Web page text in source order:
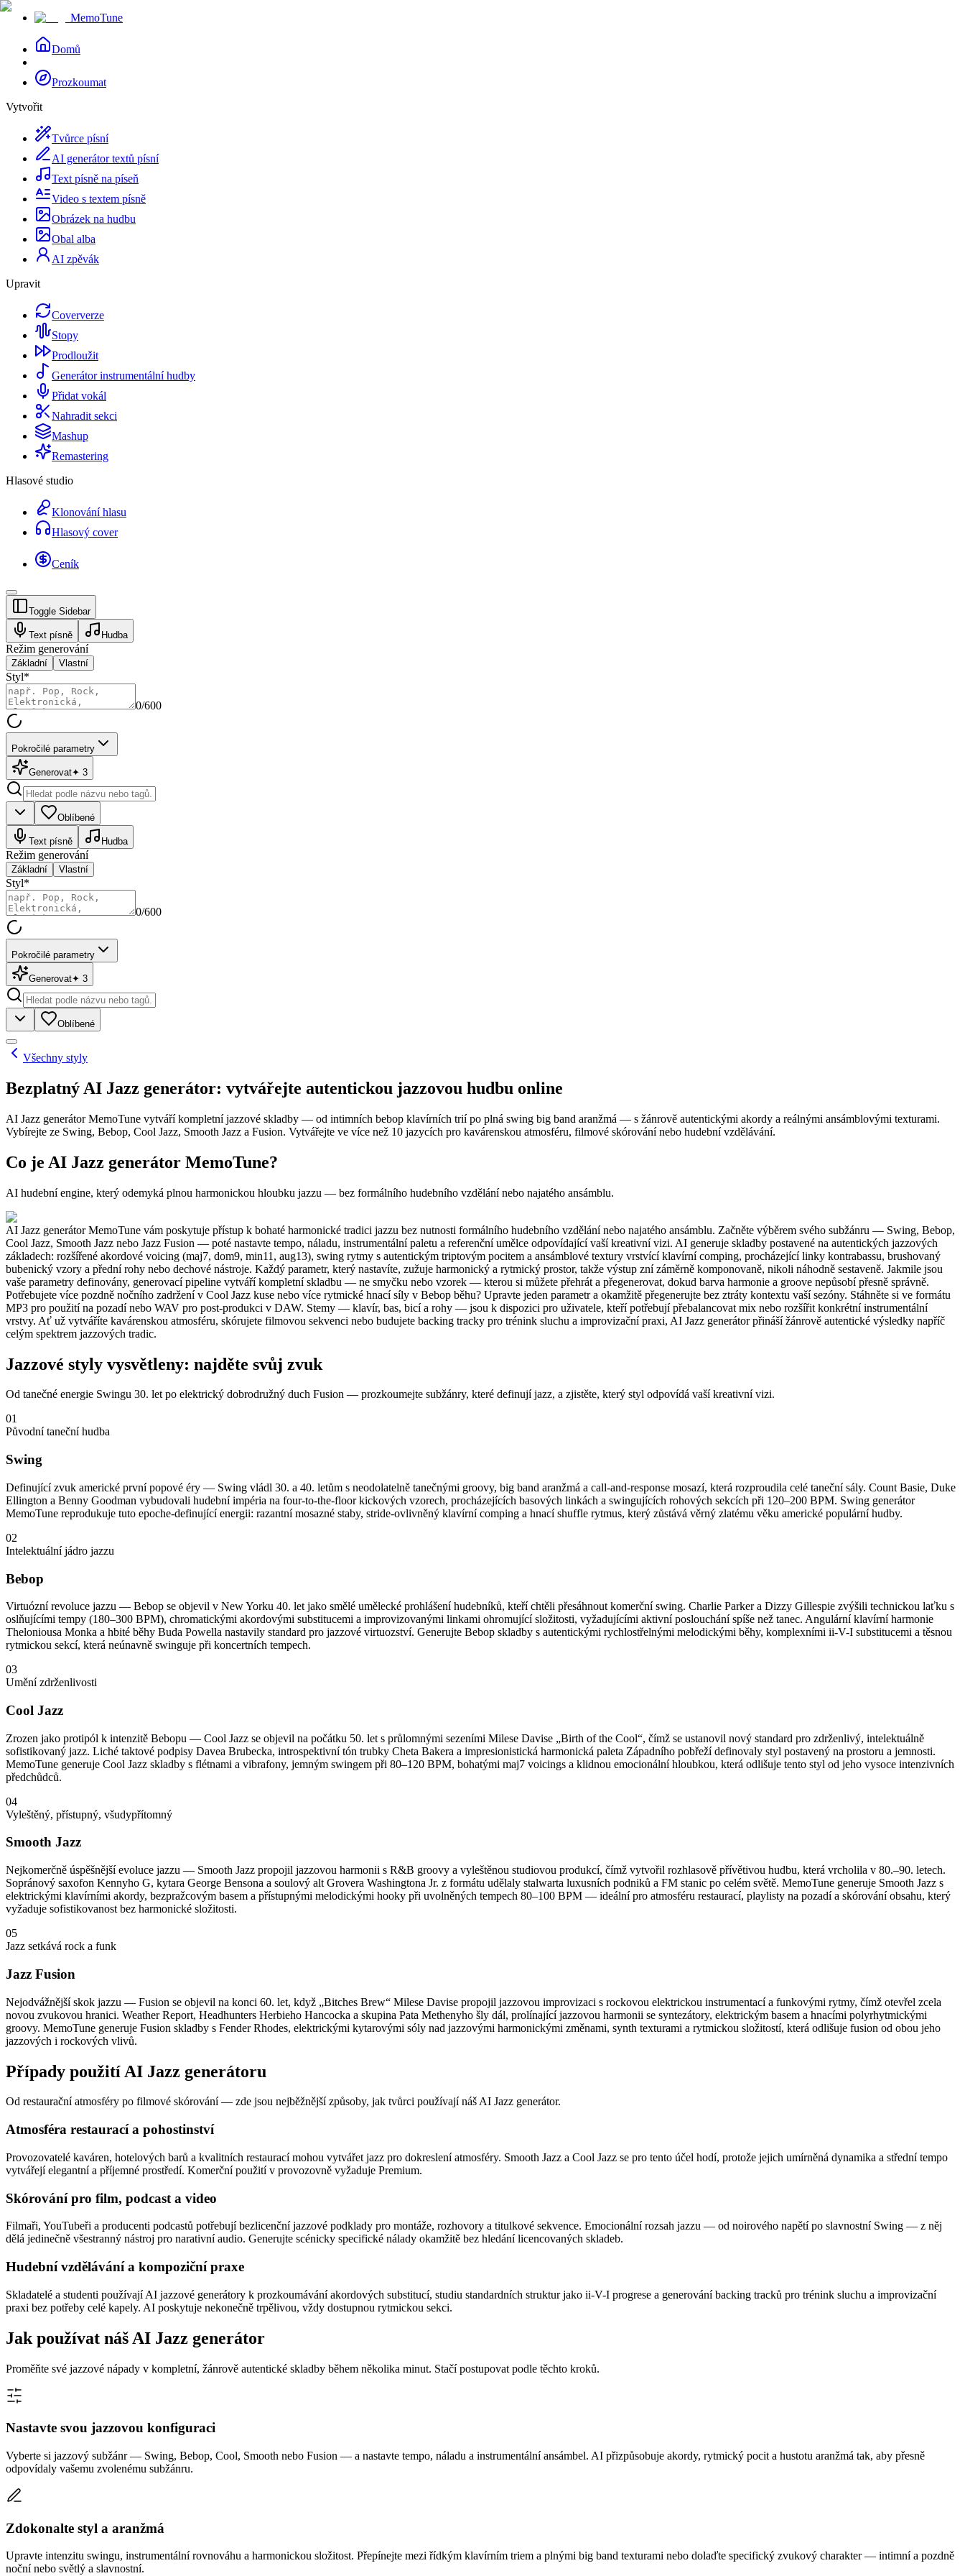
MemoTune
Domů
Prozkoumat
Vytvořit
Tvůrce písní
AI generátor textů písní
Text písně na píseň
Video s textem písně
Obrázek na hudbu
Obal alba
AI zpěvák
Upravit
Coververze
Stopy
Prodloužit
Generátor instrumentální hudby
Přidat vokál
Nahradit sekci
Mashup
Remastering
Hlasové studio
Klonování hlasu
Hlasový cover
Ceník
Toggle Sidebar
Text písně Hudba
Režim generování
Základní Vlastní
Styl*
0/600
Pokročilé parametry
Generovat✦ 3
Oblíbené
Text písně Hudba
Režim generování
Základní Vlastní
Styl*
0/600
Pokročilé parametry
Generovat✦ 3
Oblíbené
Všechny styly
Bezplatný AI Jazz generátor: vytvářejte autentickou jazzovou hudbu online
AI Jazz generátor MemoTune vytváří kompletní jazzové skladby — od intimních bebop klavírních trií po plná swing big band aranžmá — s žánrově autentickými akordy a reálnými ansámblovými texturami.
Vybírejte ze Swing, Bebop, Cool Jazz, Smooth Jazz a Fusion. Vytvářejte ve více než 10 jazycích pro kavárenskou atmosféru, filmové skórování nebo hudební vzdělávání.
Co je AI Jazz generátor MemoTune?
AI hudební engine, který odemyká plnou harmonickou hloubku jazzu — bez formálního hudebního vzdělání nebo najatého ansámblu.
AI Jazz generátor MemoTune vám poskytuje přístup k bohaté harmonické tradici jazzu bez nutnosti formálního hudebního vzdělání nebo najatého ansámblu. Začněte výběrem svého subžánru — Swing, Bebop,
Cool Jazz, Smooth Jazz nebo Jazz Fusion — poté nastavte tempo, náladu, instrumentální paletu a referenční umělce odpovídající vaší kreativní vizi. AI generuje skladby postavené na autentických jazzových
základech: rozšířené akordové voicing (maj7, dom9, min11, aug13), swing rytmy s autentickým triptovým pocitem a ansámblové textury vrstvící klavírní comping, procházející linky kontrabassu, brushovaný
bubenický vzory a přední rohy nebo dechové nástroje. Každý parametr, který nastavíte, zužuje harmonický a rytmický prostor, takže výstup zní záměrně komponovaně, nikoli náhodně sestaveně. Jakmile jsou
vaše parametry definovány, generovací pipeline vytváří kompletní skladbu — ne smyčku nebo vzorek — kterou si můžete přehrát a přegenerovat, dokud barva harmonie a groove nepůsobí přesně správně.
Potřebujete více pozdně nočního zadržení v Cool Jazz kuse nebo více rytmické hnací síly v Bebop běhu? Upravte jeden parametr a okamžitě přegenerujte bez ztráty kontextu vaší sezóny. Stáhněte si ve formátu
MP3 pro použití na pozadí nebo WAV pro post-produkci v DAW. Stemy — klavír, bas, bicí a rohy — jsou k dispozici pro uživatele, kteří potřebují přebalancovat mix nebo rozšířit konkrétní instrumentální
vrstvy. Ať už vytváříte kavárenskou atmosféru, skórujete filmovou sekvenci nebo budujete backing tracky pro trénink sluchu a improvizační praxi, AI Jazz generátor přináší žánrově autentické výsledky napříč
celým spektrem jazzových tradic.
Jazzové styly vysvětleny: najděte svůj zvuk
Od tanečné energie Swingu 30. let po elektrický dobrodružný duch Fusion — prozkoumejte subžánry, které definují jazz, a zjistěte, který styl odpovídá vaší kreativní vizi.
01
Původní taneční hudba
Swing
Definující zvuk americké první popové éry — Swing vládl 30. a 40. letům s neodolatelně tanečnými groovy, big band aranžmá a call-and-response mosazí, která rozproudila celé taneční sály. Count Basie, Duke
Ellington a Benny Goodman vybudovali hudební impéria na four-to-the-floor kickových vzorech, procházejících basových linkách a swingujících rohových sekcích při 120–200 BPM. Swing generátor
MemoTune reprodukuje tuto epoche-definující energii: razantní mosazné staby, stride-ovlivněný klavírní comping a hnací shuffle rytmus, který zůstává věrný zlatému věku americké populární hudby.
02
Intelektuální jádro jazzu
Bebop
Virtuózní revoluce jazzu — Bebop se objevil v New Yorku 40. let jako smělé umělecké prohlášení hudebníků, kteří chtěli přesáhnout komerční swing. Charlie Parker a Dizzy Gillespie zvýšili technickou laťku s
oslňujícími tempy (180–300 BPM), chromatickými akordovými substitucemi a improvizovanými linkami ohromující složitosti, vyžadujícími aktivní poslouchání spíše než tanec. Angulární klavírní harmonie
Theloniousa Monka a hbité běhy Buda Powella nastavily standard pro jazzové virtuozství. Generujte Bebop skladby s autentickými rychlostřelnými melodickými běhy, komplexními ii-V-I substitucemi a těsnou
rytmickou sekcí, která neúnavně swinguje při koncertních tempech.
03
Umění zdrženlivosti
Cool Jazz
Zrozen jako protipól k intenzitě Bebopu — Cool Jazz se objevil na počátku 50. let s průlomnými sezeními Milese Davise „Birth of the Cool“, čímž se ustanovil nový standard pro zdrženlivý, intelektuálně
sofistikovaný jazz. Liché taktové podpisy Davea Brubecka, introspektivní tón trubky Cheta Bakera a impresionistická harmonická paleta Západního pobřeží definovaly styl postavený na prostoru a jemnosti.
MemoTune generuje Cool Jazz skladby s flétnami a vibrafony, jemným swingem při 80–120 BPM, bohatými maj7 voicings a klidnou emocionální hloubkou, která odlišuje tento styl od jeho vysoce intenzivních
předchůdců.
04
Vyleštěný, přístupný, všudypřítomný
Smooth Jazz
Nejkomerčně úspěšnější evoluce jazzu — Smooth Jazz propojil jazzovou harmonii s R&B groovy a vyleštěnou studiovou produkcí, čímž vytvořil rozhlasově přívětivou hudbu, která vrcholila v 80.–90. letech.
Sopránový saxofon Kennyho G, kytara George Bensona a soulový alt Grovera Washingtona Jr. z formátu udělaly stalwarta luxusních podniků a FM stanic po celém světě. MemoTune generuje Smooth Jazz s
elektrickými klavírními akordy, bezpražcovým basem a přístupnými melodickými hooky při uvolněných tempech 80–100 BPM — ideální pro atmosféru restaurací, playlisty na pozadí a skórování obsahu, který
vyžaduje sofistikovanost bez harmonické složitosti.
05
Jazz setkává rock a funk
Jazz Fusion
Nejodvážnější skok jazzu — Fusion se objevil na konci 60. let, když „Bitches Brew“ Milese Davise propojil jazzovou improvizaci s rockovou elektrickou instrumentací a funkovými rytmy, čímž otevřel zcela
novou zvukovou hranici. Weather Report, Headhunters Herbieho Hancocka a skupina Pata Methenyho šly dál, prolínající jazzovou harmonii se syntezátory, elektrickým basem a hnacími polyrhytmickými
groovy. MemoTune generuje Fusion skladby s Fender Rhodes, elektrickými kytarovými sóly nad jazzovými harmonickými změnami, synth texturami a rytmickou složitostí, která odlišuje fusion od obou jeho
jazzových i rockových vlivů.
Případy použití AI Jazz generátoru
Od restaurační atmosféry po filmové skórování — zde jsou nejběžnější způsoby, jak tvůrci používají náš AI Jazz generátor.
Atmosféra restaurací a pohostinství
Provozovatelé kaváren, hotelových barů a kvalitních restaurací mohou vytvářet jazz pro dokreslení atmosféry. Smooth Jazz a Cool Jazz se pro tento účel hodí, protože jejich umírněná dynamika a střední tempo
vytvářejí elegantní a příjemné prostředí. Komerční použití v provozovně vyžaduje Premium.
Skórování pro film, podcast a video
Filmaři, YouTubeři a producenti podcastů potřebují bezlicenční jazzové podklady pro montáže, rozhovory a titulkové sekvence. Emocionální rozsah jazzu — od noirového napětí po slavnostní Swing — z něj
dělá jedinečně všestranný nástroj pro narativní audio. Generujte scénicky specifické nálady okamžitě bez hledání licencovaných skladeb.
Hudební vzdělávání a kompoziční praxe
Skladatelé a studenti používají AI jazzové generátory k prozkoumávání akordových substitucí, studiu standardních struktur jako ii-V-I progrese a generování backing tracků pro trénink sluchu a improvizační
praxi bez potřeby celé kapely. AI poskytuje nekonečně trpělivou, vždy dostupnou rytmickou sekci.
Jak používat náš AI Jazz generátor
Proměňte své jazzové nápady v kompletní, žánrově autentické skladby během několika minut. Stačí postupovat podle těchto kroků.
Nastavte svou jazzovou konfiguraci
Vyberte si jazzový subžánr — Swing, Bebop, Cool, Smooth nebo Fusion — a nastavte tempo, náladu a instrumentální ansámbel. AI přizpůsobuje akordy, rytmický pocit a hustotu aranžmá tak, aby přesně
odpovídaly vašemu zvolenému subžánru.
Zdokonalte styl a aranžmá
Upravte intenzitu swingu, instrumentální rovnováhu a harmonickou složitost. Přepínejte mezi řídkým klavírním triem a plnými big band texturami nebo dolaďte specifický zvukový charakter — intimní a pozdně
noční nebo světlý a slavnostní.